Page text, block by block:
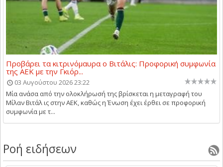
Προβάρει τα κιτρινόμαυρα ο Βιτάλις: Προφορική συμφωνία
της ΑΕΚ με την Γκιόρ...
03 Αυγούστου 2026 23:22
Μία ανάσα από την ολοκλήρωσή της βρίσκεται η μεταγραφή του
Μίλαν Βιτάλ ις στην ΑΕΚ, καθώς η Ένωση έχει έρθει σε προφορική
συμφωνία με τ...
Ροή ειδήσεων